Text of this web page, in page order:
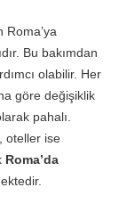
Roma’ya
Bu bakımdan
olabilir. Her
göre değişiklik
pahalı.
oteller ise
Roma’da